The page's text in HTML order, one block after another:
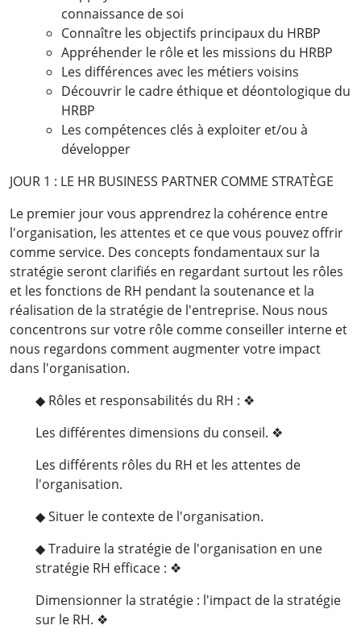
connaissance de soi
Connaître les objectifs principaux du HRBP
Appréhender le rôle et les missions du HRBP
Les différences avec les métiers voisins
Découvrir le cadre éthique et déontologique du
HRBP
Les compétences clés à exploiter et/ou à
développer
JOUR 1 : LE HR BUSINESS PARTNER COMME STRATÈGE
Le premier jour vous apprendrez la cohérence entre
l'organisation, les attentes et ce que vous pouvez offrir
comme service. Des concepts fondamentaux sur la
stratégie seront clarifiés en regardant surtout les rôles
et les fonctions de RH pendant la soutenance et la
réalisation de la stratégie de l'entreprise. Nous nous
concentrons sur votre rôle comme conseiller interne et
nous regardons comment augmenter votre impact
dans l'organisation.
◆ Rôles et responsabilités du RH : ❖
Les différentes dimensions du conseil. ❖
Les différents rôles du RH et les attentes de
l'organisation.
◆ Situer le contexte de l'organisation.
◆ Traduire la stratégie de l'organisation en une
stratégie RH efficace : ❖
Dimensionner la stratégie : l'impact de la stratégie
sur le RH. ❖